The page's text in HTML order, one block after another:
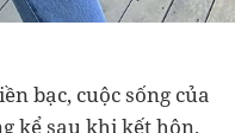
bạc, cuộc sống của
kể sau khi kết hôn.